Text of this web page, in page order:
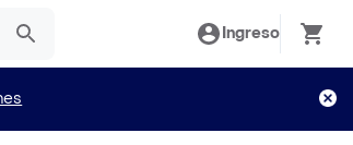
Ingreso